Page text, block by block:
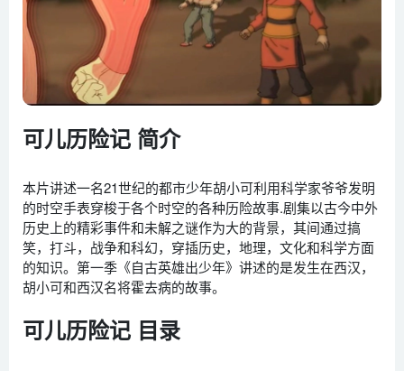
可儿历险记 简介
本片讲述一名21世纪的都市少年胡小可利用科学家爷爷发明
的时空手表穿梭于各个时空的各种历险故事.剧集以古今中外
历史上的精彩事件和未解之谜作为大的背景，其间通过搞
笑，打斗，战争和科幻，穿插历史，地理，文化和科学方面
的知识。第一季《自古英雄出少年》讲述的是发生在西汉，
胡小可和西汉名将霍去病的故事。
可儿历险记 目录